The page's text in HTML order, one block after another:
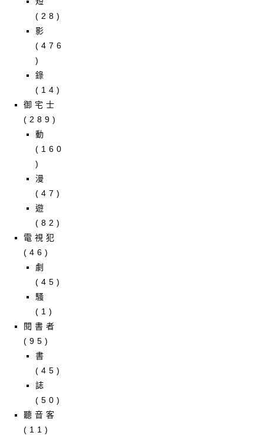
(28)
影
(476
)
錄
(14)
御宅士
(289)
動
(160
)
漫
(47)
遊
(82)
電視犯
(46)
劇
(45)
騷
(1)
閱書者
(95)
書
(45)
誌
(50)
聽音客
(11)